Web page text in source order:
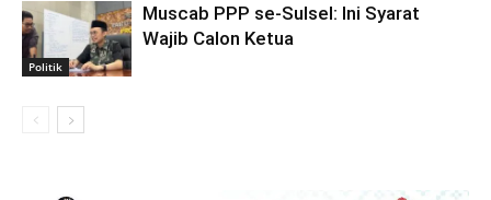
Politik
Muscab PPP se-Sulsel: Ini Syarat
Wajib Calon Ketua